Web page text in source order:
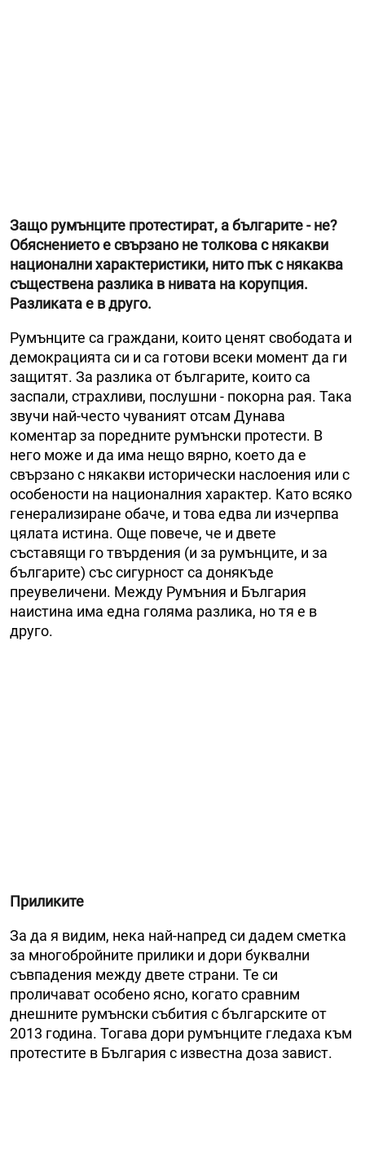
Защо румънците протестират, а българите - не?
Обяснението е свързано не толкова с някакви
национални характеристики, нито пък с някаква
съществена разлика в нивата на корупция.
Разликата е в друго.
Румънците са граждани, които ценят свободата и
демокрацията си и са готови всеки момент да ги
защитят. За разлика от българите, които са
заспали, страхливи, послушни - покорна рая. Така
звучи най-често чуваният отсам Дунава
коментар за поредните румънски протести. В
него може и да има нещо вярно, което да е
свързано с някакви исторически наслоения или с
особености на националния характер. Като всяко
генерализиране обаче, и това едва ли изчерпва
цялата истина. Още повече, че и двете
съставящи го твърдения (и за румънците, и за
българите) със сигурност са донякъде
преувеличени. Между Румъния и България
наистина има една голяма разлика, но тя е в
друго.
Приликите
За да я видим, нека най-напред си дадем сметка
за многобройните прилики и дори буквални
съвпадения между двете страни. Те си
проличават особено ясно, когато сравним
днешните румънски събития с българските от
2013 година. Тогава дори румънците гледаха към
протестите в България с известна доза завист.